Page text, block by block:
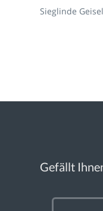
Sieglinde Geisel
Gefällt